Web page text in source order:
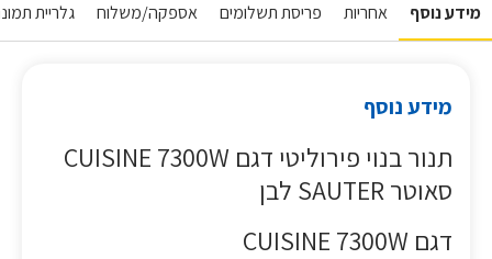
מידע נוסף אחריות פריסת תשלומים אספקה/משלוח גלריית
מידע נוסף
תנור בנוי פירוליטי דגם CUISINE 7300W
סאוטר SAUTER לבן
דגם CUISINE 7300W